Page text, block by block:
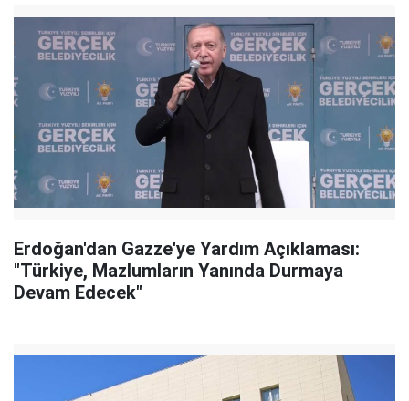
Erdoğan'dan Gazze'ye Yardım Açıklaması:
"Türkiye, Mazlumların Yanında Durmaya
Devam Edecek"